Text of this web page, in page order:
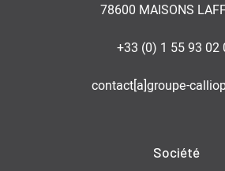
78600 MAISONS
+33 (0) 1 55 93 02
contact[a]groupe-
Société